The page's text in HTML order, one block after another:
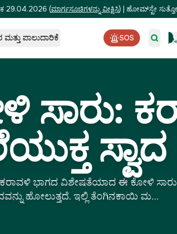
29.04.2026 (ಮಾರ್ಗಸೂಚಿಗಳನ್ನು ವೀಕ್ಷಿಸಿ) | ಹೋಮ್‌ಸ್ಟೇ
ಮತ್ತು ಪಾಲುದಾರಿಕೆ SOS
ಸಾರು:
ಸ್ವಾದ
ಕರಾವಳಿ ಭಾಗದ ವಿಶೇಷತೆಯಾದ ಈ ಕೋಳಿ
ಹೋಲುತ್ತದೆ. ಇಲ್ಲಿ ತೆಂಗಿನಕಾಯಿ ಮ...